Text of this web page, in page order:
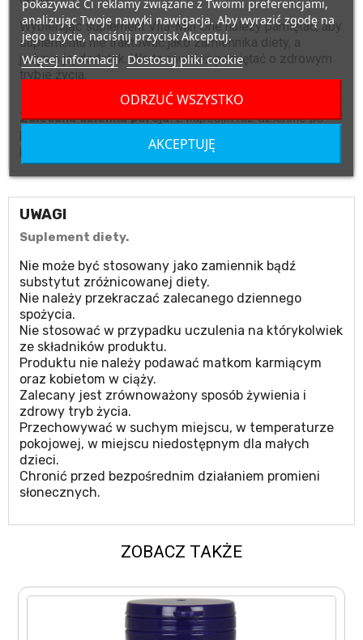
Wybierając suplement Vita-Min One należy pamiętać, aby
suplementu nie traktować jako zamiennika diety, a
jedynie jej dodatek. Warto również pamiętać o zdrowym
trybie życia.
Zalecana dzienna porcja:2 kapsułki raz dziennie po
posiłku głównym, popijajac dużą ilością wody. Nie należy
przekraczać porcji zalecanej do spożycia w ciagu dnia.
UWAGI
Suplement diety.
Nie może być stosowany jako zamiennik bądź
substytut zróżnicowanej diety.
Nie należy przekraczać zalecanego dziennego
spożycia.
Nie stosować w przypadku uczulenia na którykolwiek
ze składników produktu.
Produktu nie należy podawać matkom karmiącym
oraz kobietom w ciąży.
Zalecany jest zrównoważony sposób żywienia i
zdrowy tryb życia.
Przechowywać w suchym miejscu, w temperaturze
pokojowej, w miejscu niedostępnym dla małych
dzieci.
Chronić przed bezpośrednim działaniem promieni
słonecznych.
ZOBACZ TAKŻE
pokazywać Ci reklamy związane z Twoimi preferencjami,
analizując Twoje nawyki nawigacja. Aby wyrazić zgodę na
jego użycie, naciśnij przycisk Akceptuj.
Więcej informacji Dostosuj pliki cookie
ODRZUĆ WSZYSTKO
AKCEPTUJĘ